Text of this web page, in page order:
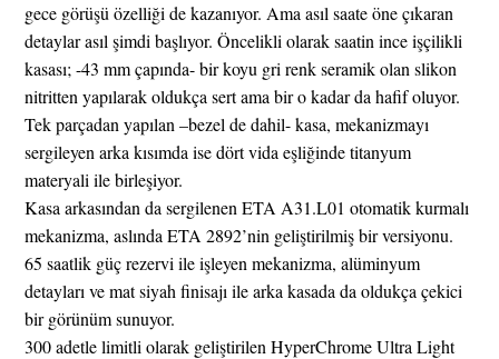
gece görüşü özelliği de kazanıyor. Ama asıl saate öne çıkaran
detaylar asıl şimdi başlıyor. Öncelikli olarak saatin ince işçilikli
kasası; -43 mm çapında- bir koyu gri renk seramik olan slikon
nitritten yapılarak oldukça sert ama bir o kadar da hafif oluyor.
Tek parçadan yapılan –bezel de dahil- kasa, mekanizmayı
sergileyen arka kısımda ise dört vida eşliğinde titanyum
materyali ile birleşiyor.
Kasa arkasından da sergilenen ETA A31.L01 otomatik kurmalı
mekanizma, aslında ETA 2892’nin geliştirilmiş bir versiyonu.
65 saatlik güç rezervi ile işleyen mekanizma, alüminyum
detayları ve mat siyah finisajı ile arka kasada da oldukça çekici
bir görünüm sunuyor.
300 adetle limitli olarak geliştirilen HyperChrome Ultra Light